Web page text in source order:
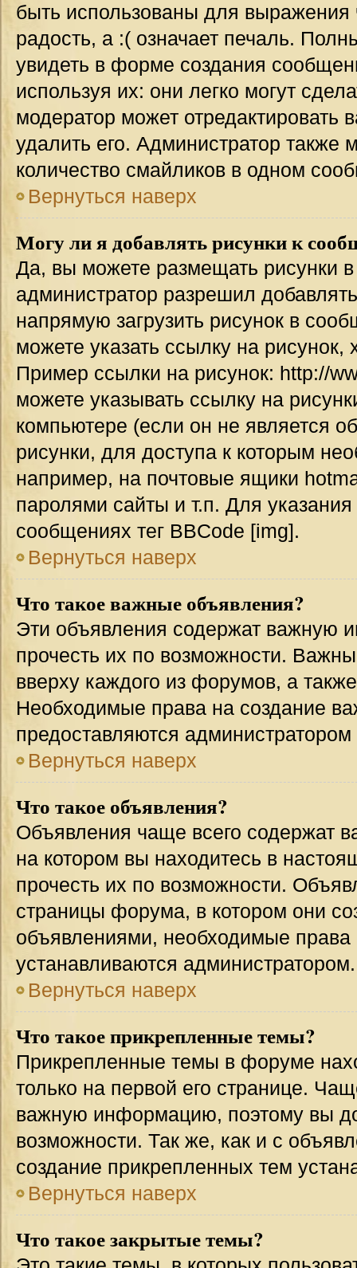
быть использованы для выражения
радость, а :( означает печаль.
увидеть в форме создания
используя их: они легко могут
модератор может
удалить его. Администратор также
количество смайликов в одном
Вернуться наверх
Могу ли я добавлять рисунки к
Да, вы можете размещать рисунки
администратор разрешил
напрямую загрузить рисунок в
можете указать ссылку на
Пример ссылки на рисунок: http://
можете указывать ссылку на
компьютере (если он не является
рисунки, для доступа к которым
например, на почтовые ящики
паролями сайты и т.п. Для
сообщениях тег BBCode [img].
Вернуться наверх
Что такое важные объявления?
Эти объявления содержат
прочесть их по возможности.
вверху каждого из форумов, а
Необходимые права на создание
предоставляются
Вернуться наверх
Что такое объявления?
Объявления чаще всего
на котором вы находитесь в
прочесть их по возможности.
страницы форума, в котором они
объявлениями, необходимые права
устанавливаются администратором.
Вернуться наверх
Что такое прикрепленные темы?
Прикрепленные темы в форуме
только на первой его странице.
важную информацию, поэтому вы
возможности. Так же, как и с
создание прикрепленных тем
Вернуться наверх
Что такое закрытые темы?